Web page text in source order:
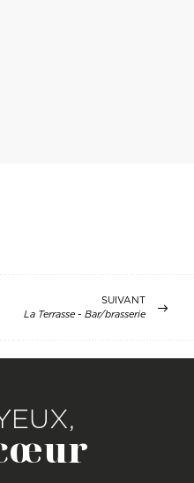
SUIVANT
La Terrasse - Bar/brasserie